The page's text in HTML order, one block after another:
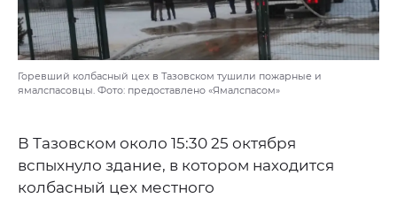
Горевший колбасный цех в Тазовском тушили пожарные и
ямалспасовцы. Фото: предоставлено «Ямалспасом»
В Тазовском около 15:30 25 октября
вспыхнуло здание, в котором находится
колбасный цех местного